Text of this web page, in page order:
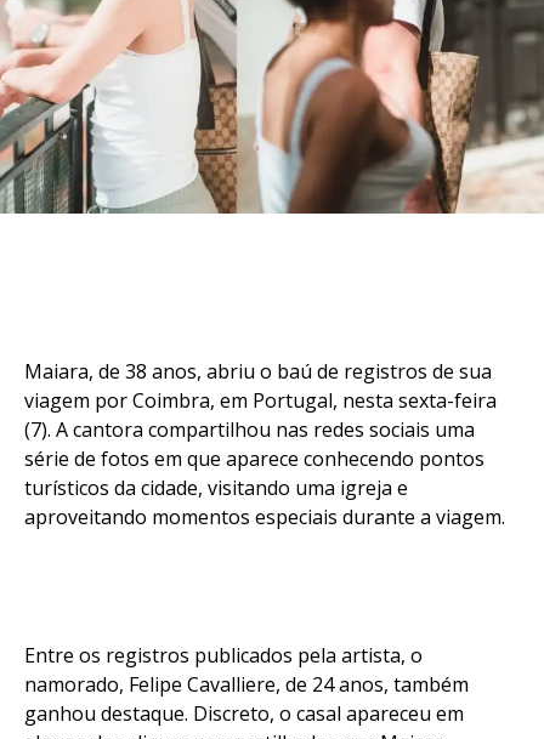
Maiara, de 38 anos, abriu o baú de registros de sua
viagem por Coimbra, em Portugal, nesta sexta-feira
(7). A cantora compartilhou nas redes sociais uma
série de fotos em que aparece conhecendo pontos
turísticos da cidade, visitando uma igreja e
aproveitando momentos especiais durante a viagem.
Entre os registros publicados pela artista, o
namorado, Felipe Cavalliere, de 24 anos, também
ganhou destaque. Discreto, o casal apareceu em